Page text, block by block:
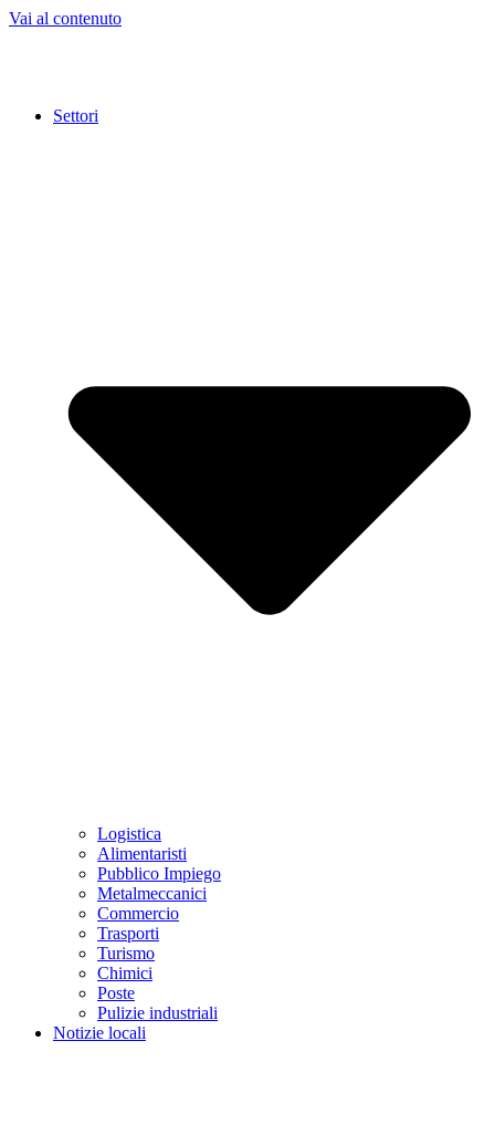
Vai al contenuto
Settori
Logistica
Alimentaristi
Pubblico Impiego
Metalmeccanici
Commercio
Trasporti
Turismo
Chimici
Poste
Pulizie industriali
Notizie locali